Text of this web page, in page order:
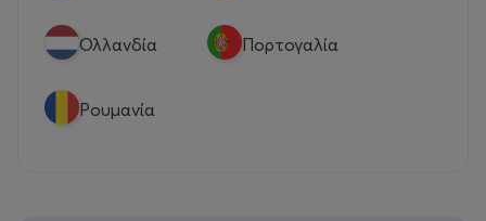
Ολλανδία Πορτογαλία
Ρουμανία